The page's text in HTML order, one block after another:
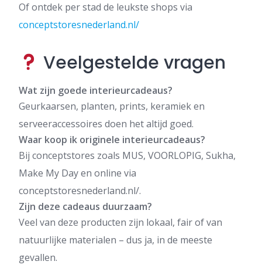
Of ontdek per stad de leukste shops via
conceptstoresnederland.nl/
Veelgestelde vragen
Wat zijn goede interieurcadeaus?
Geurkaarsen, planten, prints, keramiek en
serveeraccessoires doen het altijd goed.
Waar koop ik originele interieurcadeaus?
Bij conceptstores zoals MUS, VOORLOPIG, Sukha,
Make My Day en online via
conceptstoresnederland.nl/.
Zijn deze cadeaus duurzaam?
Veel van deze producten zijn lokaal, fair of van
natuurlijke materialen – dus ja, in de meeste
gevallen.